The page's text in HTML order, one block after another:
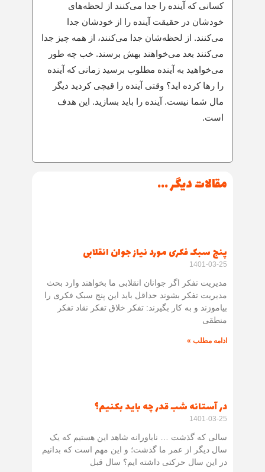
کسانی که آینده را جدا می‌کنند از لحظه‌های
خودشان در حقیقت آینده را از خودشان جدا
می‌کنند. از لحظه‌شان جدا می‌کنند، از همه چیز جدا
می‌کنند بعد می‌خواهند بهش برسند. خب چه طور
می‌خواهید به آینده مطلوب برسید زمانی که آینده
را رها کرده اید؟ وقتی آینده را قیچی کردید دیگر
مال شما نیست. آینده را باید بسازید. این هدف
است.
مقالات دیگر ...
پنج سبک فکری مورد نیاز جوان انقلابی
1401-03-25
مدیریت تفکر اگر جوانان انقلابی ما بخواهند وارد بحث
مدیریت تفکر بشوند حداقل باید این پنج سبک فکری را
بیاموزند و به کار بگیرند: تفکر خلاق تفکر نقاد تفکر
منطقی
ادامه مطلب »
در آستانه شب قدر چه باید بکنیم؟
1401-03-25
سالی که گذشت … ناباورانه شاهد این هستیم که یک
سال دیگر از عمر ما گذشت؛ و این مهم است که بدانیم
در این سال حرکتی داشته ایم؟ سال قبل